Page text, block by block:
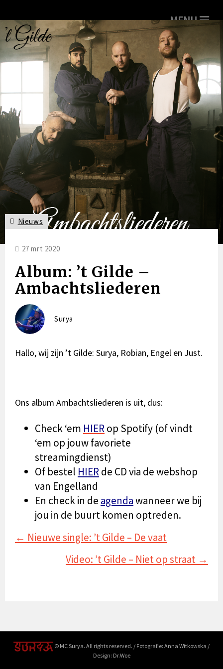
Nieuws
Album: ’t Gilde –
Ambachtsliederen
Surya
27 mrt 2020
Hallo, wij zijn ’t Gilde: Surya, Robian, Engel en Just.
Ons album Ambachtsliederen is uit, dus:
Check ‘em HIERop Spotify (of vindt
‘em op jouw favoriete
streamingdienst)
Of bestel HIERde CD via de webshop
van Engelland
En check in de agendawanneer we bij
jou in de buurt komen optreden.
Posts
navigation
← Nieuwe single: ’t Gilde – De vaat
Video: ’t Gilde – Niet op straat →
© MC Surya. All rights reserved. / Fotografie: Anna Witkowska /
Design: Dr.Woe